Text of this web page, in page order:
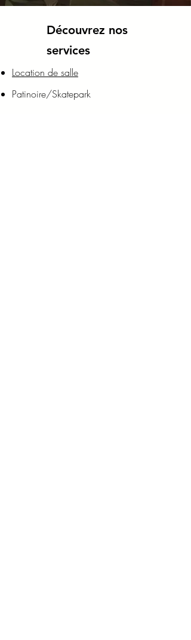
Découvrez nos
services
Location de salle
Patinoire/Skatepark